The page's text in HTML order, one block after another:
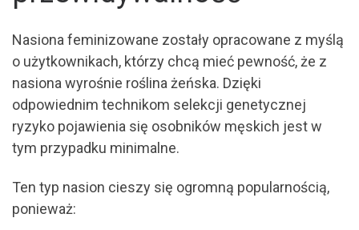
Nasiona feminizowane zostały opracowane z myślą
o użytkownikach, którzy chcą mieć pewność, że z
nasiona wyrośnie roślina żeńska. Dzięki
odpowiednim technikom selekcji genetycznej
ryzyko pojawienia się osobników męskich jest w
tym przypadku minimalne.
Ten typ nasion cieszy się ogromną popularnością,
ponieważ: